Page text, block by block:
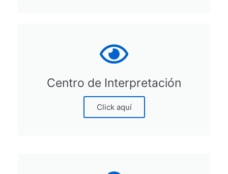
Centro de Interpretación
Click aquí